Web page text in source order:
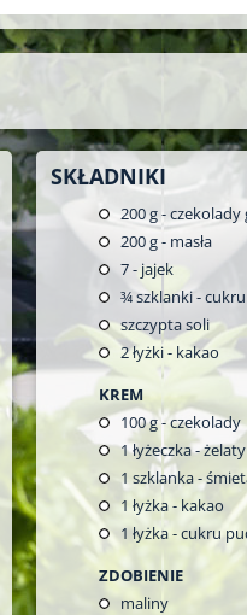
SKŁADNIKI
200g - czekolady
200g - masła
7- jajek
¾szklanki - cukru
szczypta soli
2łyżki - kakao
KREM
100g - czekolady
1łyżeczka -
1 szklanka -
1 łyżka - kakao
1 łyżka - cukru
ZDOBIENIE
maliny